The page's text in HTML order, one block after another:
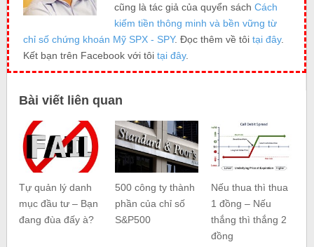
cũng là tác giả của quyển sách Cách
kiếm tiền thông minh và bền vững từ
chỉ số chứng khoán Mỹ SPX - SPY. Đọc thêm về tôi tại đây.
Kết bạn trên Facebook với tôi tại đây.
Bài viết liên quan
Tự quản lý danh
mục đầu tư – Bạn
đang đùa đấy à?
500 công ty thành
phần của chỉ số
S&P500
Nếu thua thì thua
1 đồng – Nếu
thắng thì thắng 2
đồng